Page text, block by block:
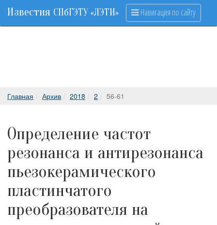
Известия СПбГЭТУ «ЛЭТИ» Навигация по сайту
Главная Архив 2018 2 56-61
Определение частот
резонанса и антирезонанса
пьезокерамического
пластинчатого
преобразователя на